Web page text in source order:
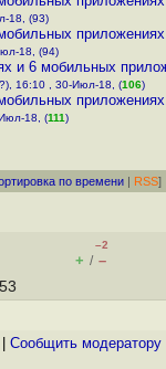
18, (93)
приложениях
18, (94)
и 6 мобильных
16:10 , 30-Июл-18, (106)
приложениях
18, (111)
по времени | RSS]
–2
+ / –
Cообщить модератору